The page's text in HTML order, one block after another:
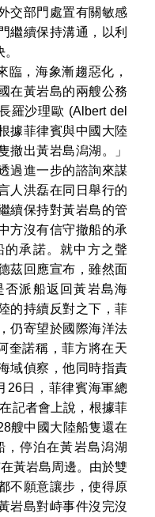
交部門處置有關敏感
繼續保持溝通，以利
。
，海象漸趨惡化，
在黃岩島的兩艘公務
羅沙理歐 (Albert del
據菲律賓與中國大陸
撤出黃岩島潟湖。」
過進一步的諮詢來謀
人洪磊在同日舉行的
續保持對黃岩島的管
方沒有信守撤船的承
的承諾。就中方之聲
茲回應宣布，雖然面
否派船返回黃岩島海
的持續反對之下，菲
仍寄望於國際海洋法
奎諾稱，菲方將在天
域偵察，他同時指責
26日，菲律賓海軍總
記者會上說，根據菲
艘中國大陸船隻還在
停泊在黃岩島潟湖
黃岩島周邊。由於雙
不願意讓步，使得原
岩島對峙事件沒完沒